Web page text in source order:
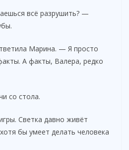
всё разрушить? —
Марина. — Я просто
А факты, Валера, редко
со стола.
Светка давно живёт
бы умеет делать человека